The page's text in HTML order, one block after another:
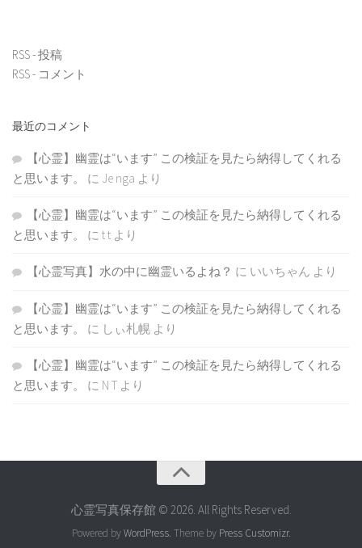
RSS - 投稿
RSS - コメント
最近のコメント
【心霊】幽霊は“います” この検証を見たら納得してくれる
と思います。
に Je nga より
【心霊】幽霊は“います” この検証を見たら納得してくれる
と思います。
に t t より
【心霊写真】水の中に幽霊いるよね？ に いいちゃん より
【心霊】幽霊は“います” この検証を見たら納得してくれる
と思います。
に しぃ札幌 より
【心霊】幽霊は“います” この検証を見たら納得してくれる
と思います。
に N T より
心霊写真保存館 © 2026. All Rights Reserved.
Powered byWordPress. Theme by Press Customizr.